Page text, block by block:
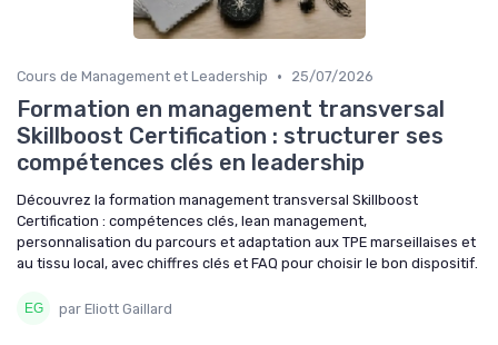
Cours de Management et Leadership • 25/07/2026
Formation en management transversal
Skillboost Certification : structurer ses
compétences clés en leadership
Découvrez la formation management transversal Skillboost
Certification : compétences clés, lean management,
personnalisation du parcours et adaptation aux TPE marseillaises et
au tissu local, avec chiffres clés et FAQ pour choisir le bon dispositif.
par Eliott Gaillard